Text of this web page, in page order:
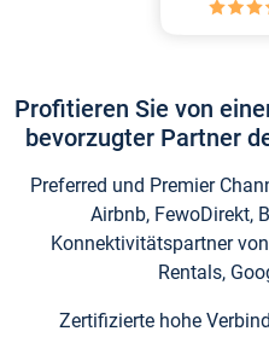
Profitieren Sie von
bevorzugter Partner
Preferred und Premier
Airbnb, FewoDirekt,
Konnektivitätspartner
Rentals,
Zertifizierte hohe